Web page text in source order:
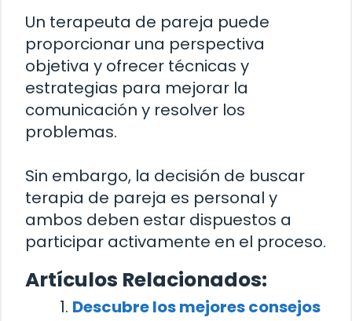
Un terapeuta de pareja puede
proporcionar una perspectiva
objetiva y ofrecer técnicas y
estrategias para mejorar la
comunicación y resolver los
problemas.
Sin embargo, la decisión de buscar
terapia de pareja es personal y
ambos deben estar dispuestos a
participar activamente en el proceso.
Artículos Relacionados:
Descubre los mejores consejos